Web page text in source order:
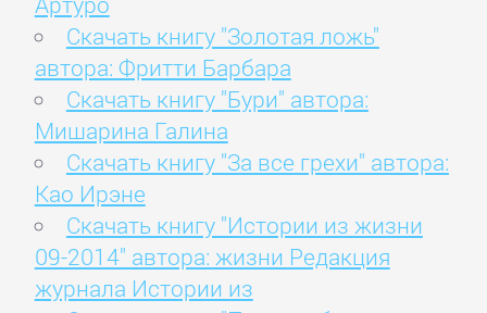
Скачать книгу "Золотая ложь"
автора: Фритти Барбара
Скачать книгу "Бури" автора:
Мишарина Галина
Скачать книгу "За все грехи" автора:
Као Ирэне
Скачать книгу "Истории из жизни
09-2014" автора: жизни Редакция
журнала Истории из